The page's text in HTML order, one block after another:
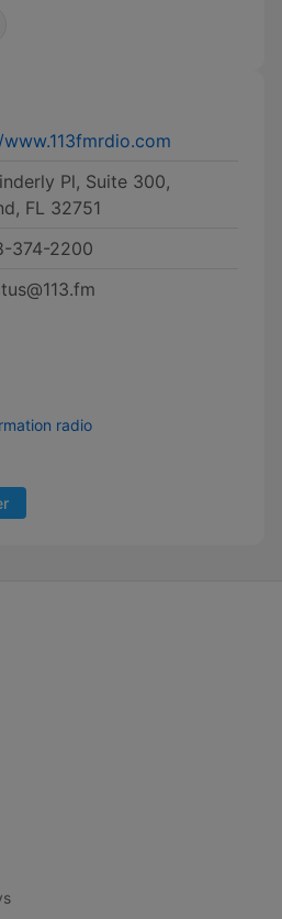
Pl, Suite 300,
FL 32751
374-2200
radio